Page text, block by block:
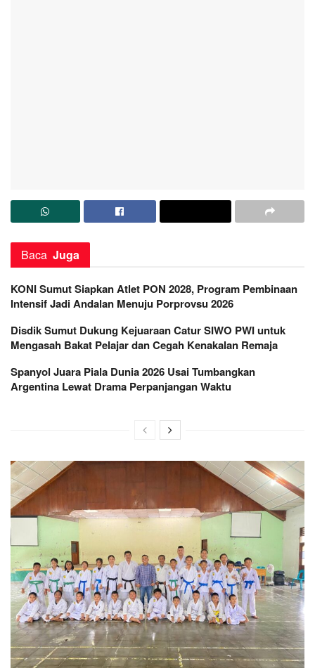
Baca Juga
KONI Sumut Siapkan Atlet PON 2028, Program Pembinaan
Intensif Jadi Andalan Menuju Porprovsu 2026
Disdik Sumut Dukung Kejuaraan Catur SIWO PWI untuk
Mengasah Bakat Pelajar dan Cegah Kenakalan Remaja
Spanyol Juara Piala Dunia 2026 Usai Tumbangkan
Argentina Lewat Drama Perpanjangan Waktu